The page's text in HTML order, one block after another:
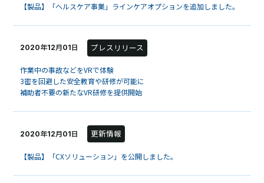
【製品】「ヘルスケア事業」ラインケアオプションを追加しました。
2020年12月01日 プレスリリース
作業中の事故などをVRで体験
3密を回避した安全教育や研修が可能に
補助者不要の新たなVR研修を提供開始
2020年12月01日 更新情報
【製品】「CXソリューション」を公開しました。